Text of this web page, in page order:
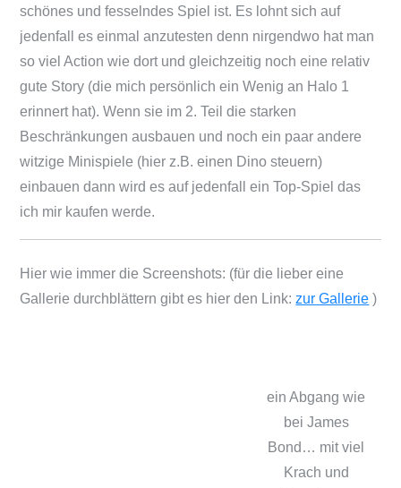
schönes und fesselndes Spiel ist. Es lohnt sich auf
jedenfall es einmal anzutesten denn nirgendwo hat man
so viel Action wie dort und gleichzeitig noch eine relativ
gute Story (die mich persönlich ein Wenig an Halo 1
erinnert hat). Wenn sie im 2. Teil die starken
Beschränkungen ausbauen und noch ein paar andere
witzige Minispiele (hier z.B. einen Dino steuern)
einbauen dann wird es auf jedenfall ein Top-Spiel das
ich mir kaufen werde.
Hier wie immer die Screenshots: (für die lieber eine
Gallerie durchblättern gibt es hier den Link:zur Gallerie )
ein Abgang wie
bei James
Bond… mit viel
Krach und